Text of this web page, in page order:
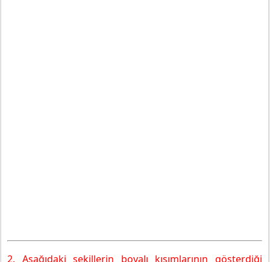
2. Aşağıdaki şekillerin boyalı kısımlarının gösterdiği